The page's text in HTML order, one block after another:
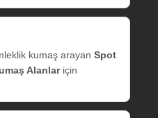
kumaş arayan Spot
Alanlariçin